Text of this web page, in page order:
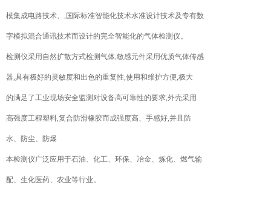
模集成电路技术、,国际标准智能化技术水准设计技术及专有数
字模拟混合通讯技术而设计的完全智能化的气体检测仪。
检测仪采用自然扩散方式检测气体,敏感元件采用优质气体传感
器,具有极好的灵敏度和出色的重复性,使用和维护方便,极大
的满足了工业现场安全监测对设备高可靠性的要求,外壳采用
高强度工程塑料,复合防滑橡胶而成强度高、手感好,并且防
水、防尘、防爆
本检测仪广泛应用于石油、化工、环保、冶金、炼化、燃气输
配、生化医药、农业等行业。